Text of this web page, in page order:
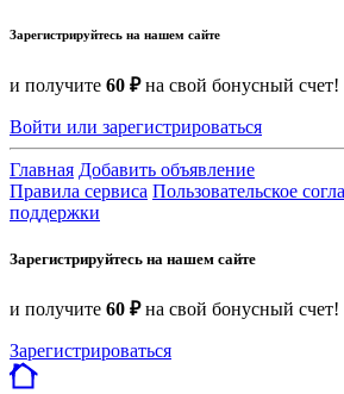
Зарегистрируйтесь на нашем сайте
и получите 60 ₽на свой бонусный счет!
Войти или зарегистрироваться
Главная Добавить объявление
Правила сервиса Пользовательское
поддержки
Зарегистрируйтесь на нашем сайте
и получите 60 ₽на свой бонусный счет!
Зарегистрироваться